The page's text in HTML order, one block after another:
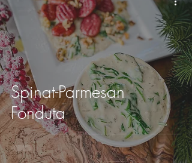
Spinat-Parmesan
Fonduta